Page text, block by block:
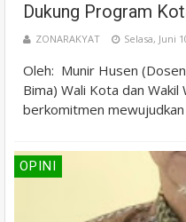
Dukung Program
ZONARAKYAT Selasa, Juni
Oleh: Munir Husen
Bima) Wali Kota dan
berkomitmen
OPINI